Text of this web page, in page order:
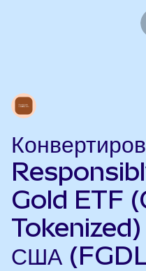
Gold ETF
Tokenized)
США